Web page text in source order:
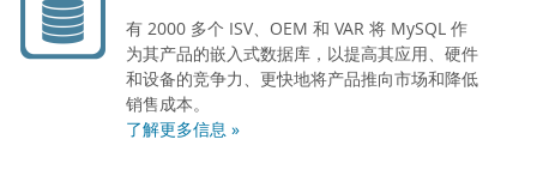
有 2000 多个 ISV、OEM 和 VAR 将 MySQL 作
为其产品的嵌入式数据库，以提高其应用、硬件
和设备的竞争力、更快地将产品推向市场和降低
销售成本。
了解更多信息 »